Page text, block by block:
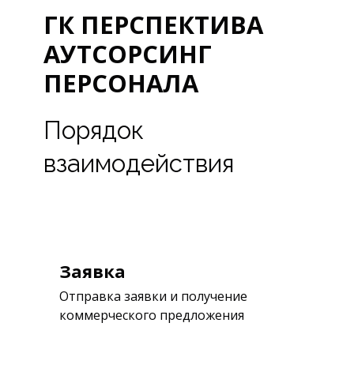
ГК ПЕРСПЕКТИВА
АУТСОРСИНГ
ПЕРСОНАЛА
Порядок
взаимодействия
Заявка
Отправка заявки и получение
коммерческого предложения